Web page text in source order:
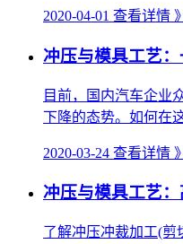
2020-04-01 查看详情 》
冲压与模具工艺
目前，国内汽车企业
下降的态势。如何在
2020-03-24 查看详情 》
冲压与模具工艺
了解冲压冲裁加工(剪